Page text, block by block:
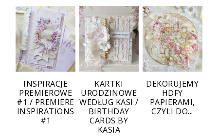
INSPIRACJE
PREMIEROWE
#1 / PREMIERE
INSPIRATIONS
#1
KARTKI
URODZINOWE
WEDŁUG KASI /
BIRTHDAY
CARDS BY
KASIA
DEKORUJEMY
HDFY
PAPIERAMI,
CZYLI DO...